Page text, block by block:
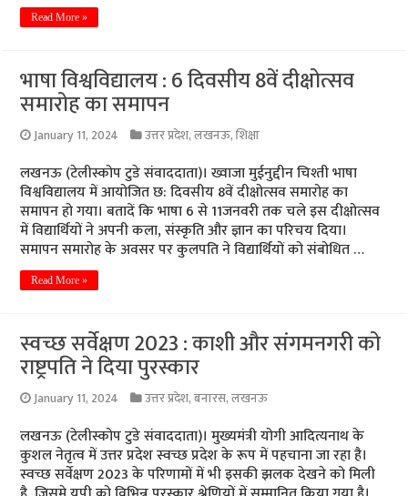
Read More »
भाषा विश्वविद्यालय : 6 दिवसीय 8वें दीक्षोत्सव
समारोह का समापन
January 11, 2024 उत्तर प्रदेश,लखनऊ,शिक्षा
लखनऊ (टेलीस्कोप टुडे संवाददाता)। ख्वाजा मुईनुद्दीन चिश्ती भाषा
विश्वविद्यालय में आयोजित छ: दिवसीय 8वें दीक्षोत्सव समारोह का
समापन हो गया। बतादें कि भाषा 6 से 11जनवरी तक चले इस दीक्षोत्सव
में विद्यार्थियों ने अपनी कला, संस्कृति और ज्ञान का परिचय दिया।
समापन समारोह के अवसर पर कुलपति ने विद्यार्थियों को संबोधित …
Read More »
स्वच्छ सर्वेक्षण 2023 : काशी और संगमनगरी को
राष्ट्रपति ने दिया पुरस्कार
January 11, 2024 उत्तर प्रदेश,बनारस,लखनऊ
लखनऊ (टेलीस्कोप टुडे संवाददाता)। मुख्यमंत्री योगी आदित्यनाथ के
कुशल नेतृत्व में उत्तर प्रदेश स्वच्छ प्रदेश के रूप में पहचाना जा रहा है।
स्वच्छ सर्वेक्षण 2023 के परिणामों में भी इसकी झलक देखने को मिली